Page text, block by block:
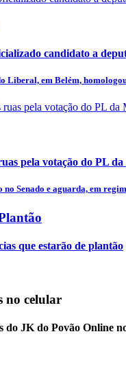
candidato a
Liberal, em Belém,
pela votação do PL
Senado e aguarda, em
que estarão de plantão
no celular
do JK do Povão Online